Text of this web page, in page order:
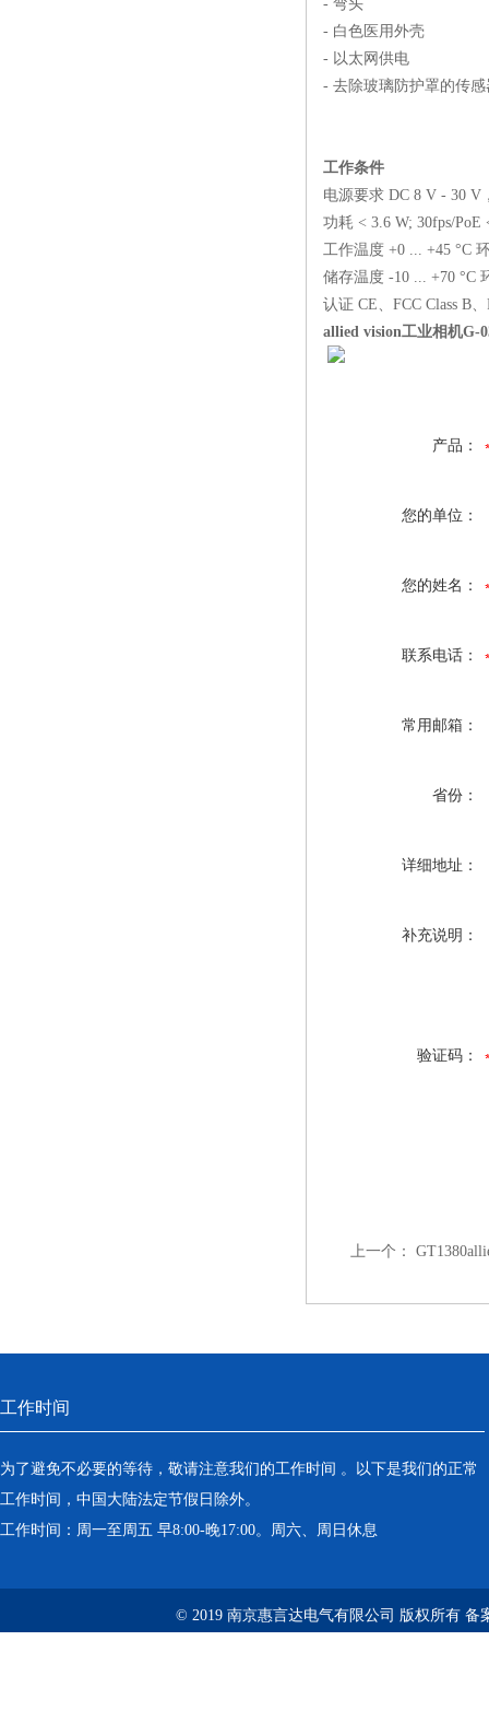
- 弯头
- 白色医用外壳
- 以太网供电
- 去除玻璃防护罩的传感
工作条件
电源要求 DC 8 V - 30
功耗 < 3.6 W; 30fps/
工作温度 +0 ... +45 °C
储存温度 -10 ... +70 °C
认证 CE、FCC Class B
allied vision工业相机G-
产品：
您的单位：
您的姓名：
联系电话：
常用邮箱：
省份：
详细地址：
补充说明：
验证码：
上一个：
工作时间
为了避免不必要的等待，敬请注意我们的工作时间 。以下是我们的正常
工作时间，中国大陆法定节假日除外。
工作时间：周一至周五 早8:00-晚17:00。周六、周日休息
© 2019 南京惠言达电气有限公司 版权所有 备